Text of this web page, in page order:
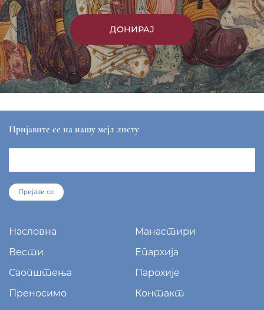
ДОНИРАЈ
Пријавите се на нашу мејл листу
Пријави се
Насловна
Манастири
Вести
Епархија
Саопштења
Парохије
Преносимо
Контакт